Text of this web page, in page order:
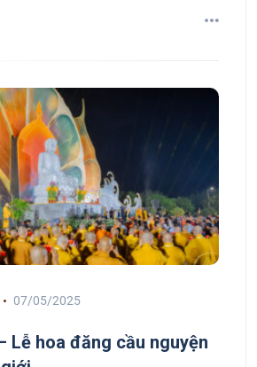
07/05/2025
Lễ hoa đăng cầu nguyện